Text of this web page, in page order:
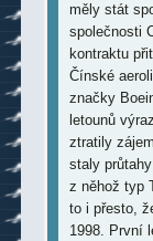
měly stát
společnosti
kontraktu
Čínské
značky
letounů
ztratily
staly
z něhož typ
to i přesto,
1998. První